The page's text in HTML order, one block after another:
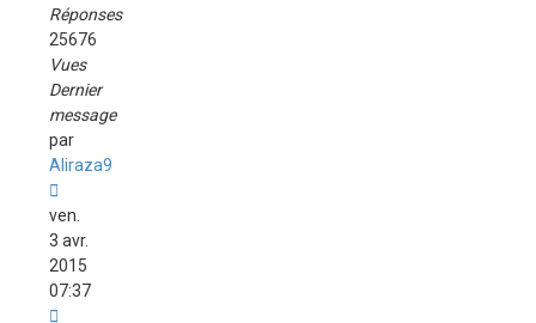
Réponses
25676
Vues
Dernier
message
par
Aliraza9
ven.
3 avr.
2015
07:37